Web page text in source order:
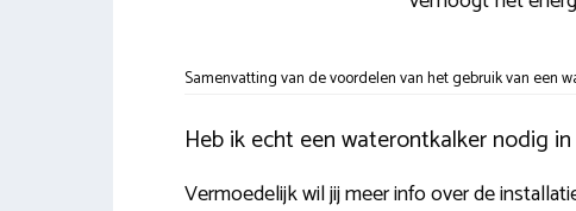
Samenvatting van de voordelen van het gebruik van een
Heb ik echt een waterontkalker nodig
Vermoedelijk wil jij meer info over de